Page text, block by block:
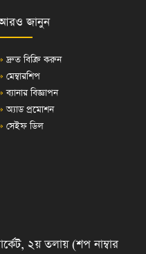
জানুন
দ্রুত বিক্রি করুন
মেম্বারশিপ
ব্যানার বিজ্ঞাপন
অ্যাড প্রমোশন
সেইফ ডিল
২য় তলায় (শপ নাম্বার